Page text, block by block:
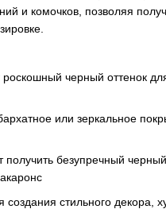
и комочков, позволяя
черный оттенок
или зеркальное
безупречный
стильного декора,